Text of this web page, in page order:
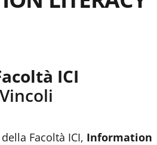
ICI
Facoltà ICI, Information